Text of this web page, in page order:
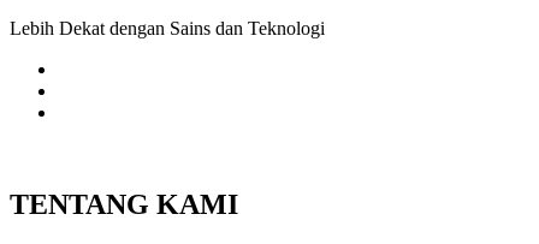
Lebih Dekat dengan Sains dan Teknologi
TENTANG KAMI